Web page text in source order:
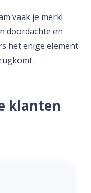
vaak je merk!
doordachte en
het enige element
klanten